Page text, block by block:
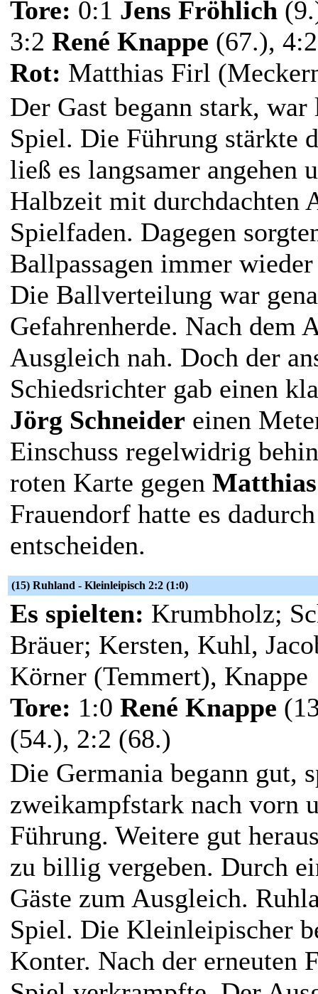
Tore: 0:1 Jens Fröhlich
3:2 René Knappe (67.),
Rot: Matthias Firl
Der Gast begann stark,
Spiel. Die Führung stärkte
ließ es langsamer angehen
Halbzeit mit durchdachten
Spielfaden. Dagegen
Ballpassagen immer
Die Ballverteilung war
Gefahrenherde. Nach dem
Ausgleich nah. Doch der
Schiedsrichter gab einen
Jörg Schneider einen
Einschuss regelwidrig
roten Karte gegen
Frauendorf hatte es
entscheiden.
(15) Ruhland - Kleinleipisch 2:2 (1:0)
Es spielten: Krumbholz;
Bräuer; Kersten, Kuhl,
Körner (Temmert), Knappe
Tore: 1:0 René Knappe
(54.), 2:2 (68.)
Die Germania begann gut,
zweikampfstark nach vorn
Führung. Weitere gut
zu billig vergeben. Durch
Gäste zum Ausgleich.
Spiel. Die Kleinleipischer
Konter. Nach der erneuten